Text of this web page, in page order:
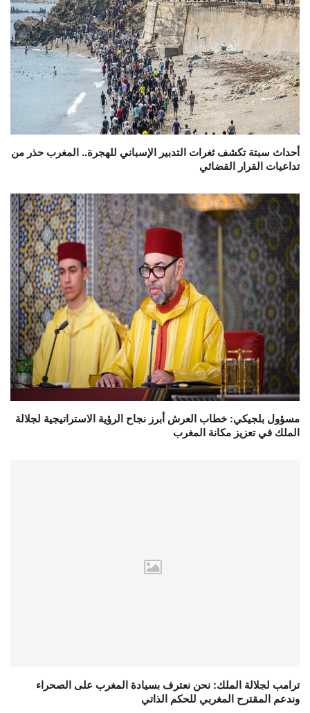
أحداث سبتة تكشف ثغرات التدبير الإسباني للهجرة.. المغرب حذر من
تداعيات القرار القضائي
مسؤول بلجيكي: خطاب العرش أبرز نجاح الرؤية الاستراتيجية لجلالة
الملك في تعزيز مكانة المغرب
ترامب لجلالة الملك: نحن نعترف بسيادة المغرب على الصحراء
وندعم المقترح المغربي للحكم الذاتي